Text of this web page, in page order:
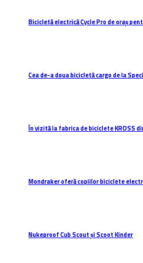
Bicicletă electrică Cycle Pro de oraș
Cea de-a doua bicicletă cargo de la
În vizită la fabrica de biciclete KROSS
Mondraker oferă copiilor biciclete
Nukeproof Cub Scout și Scoot Kinder